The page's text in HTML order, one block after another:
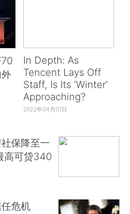
In Depth: As
Tencent Lays Off
Staff, Is Its ‘Winter’
Approaching?
2022年04月01日
保降至一
高可贷340
危机